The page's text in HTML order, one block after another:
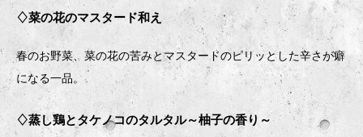
♢菜の花のマスタード和え
春のお野菜、菜の花の苦みとマスタードのピリッとした辛さが癖
になる一品。
♢蒸し鶏とタケノコのタルタル～柚子の香り～